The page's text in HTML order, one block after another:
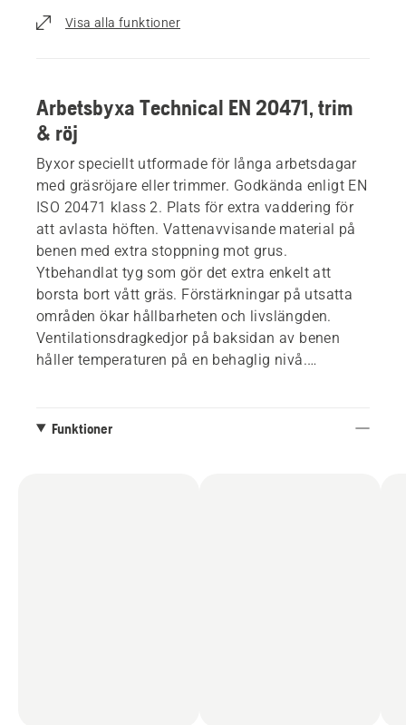
Visa alla funktioner
Arbetsbyxa Technical EN 20471, trim
& röj
Byxor speciellt utformade för långa arbetsdagar
med gräsröjare eller trimmer. Godkända enligt EN
ISO 20471 klass 2. Plats för extra vaddering för
att avlasta höften. Vattenavvisande material på
benen med extra stoppning mot grus.
Ytbehandlat tyg som gör det extra enkelt att
borsta bort vått gräs. Förstärkningar på utsatta
områden ökar hållbarheten och livslängden.
Ventilationsdragkedjor på baksidan av benen
håller temperaturen på en behaglig nivå.
Funktioner